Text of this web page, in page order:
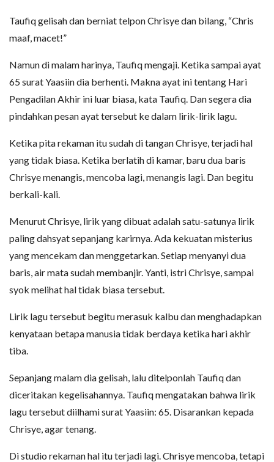
Taufiq gelisah dan berniat telpon Chrisye dan bilang, “Chris
maaf, macet!”
Namun di malam harinya, Taufiq mengaji. Ketika sampai ayat
65 surat Yaasiin dia berhenti. Makna ayat ini tentang Hari
Pengadilan Akhir ini luar biasa, kata Taufiq. Dan segera dia
pindahkan pesan ayat tersebut ke dalam lirik-lirik lagu.
Ketika pita rekaman itu sudah di tangan Chrisye, terjadi hal
yang tidak biasa. Ketika berlatih di kamar, baru dua baris
Chrisye menangis, mencoba lagi, menangis lagi. Dan begitu
berkali-kali.
Menurut Chrisye, lirik yang dibuat adalah satu-satunya lirik
paling dahsyat sepanjang karirnya. Ada kekuatan misterius
yang mencekam dan menggetarkan. Setiap menyanyi dua
baris, air mata sudah membanjir. Yanti, istri Chrisye, sampai
syok melihat hal tidak biasa tersebut.
Lirik lagu tersebut begitu merasuk kalbu dan menghadapkan
kenyataan betapa manusia tidak berdaya ketika hari akhir
tiba.
Sepanjang malam dia gelisah, lalu ditelponlah Taufiq dan
diceritakan kegelisahannya. Taufiq mengatakan bahwa lirik
lagu tersebut diilhami surat Yaasiin: 65. Disarankan kepada
Chrisye, agar tenang.
Di studio rekaman hal itu terjadi lagi. Chrisye mencoba, tetapi